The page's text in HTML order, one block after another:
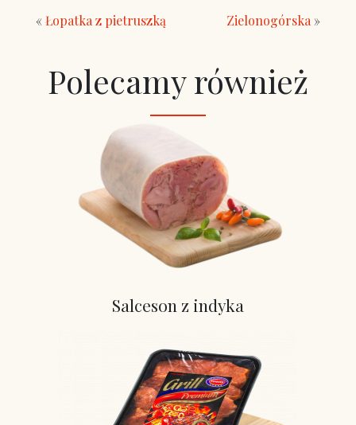
«Łopatka z pietruszką Zielonogórska »
Polecamy również
Salceson z indyka